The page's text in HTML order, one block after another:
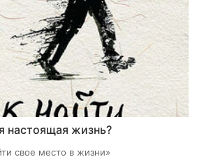
настоящая жизнь?
свое место в жизни​»